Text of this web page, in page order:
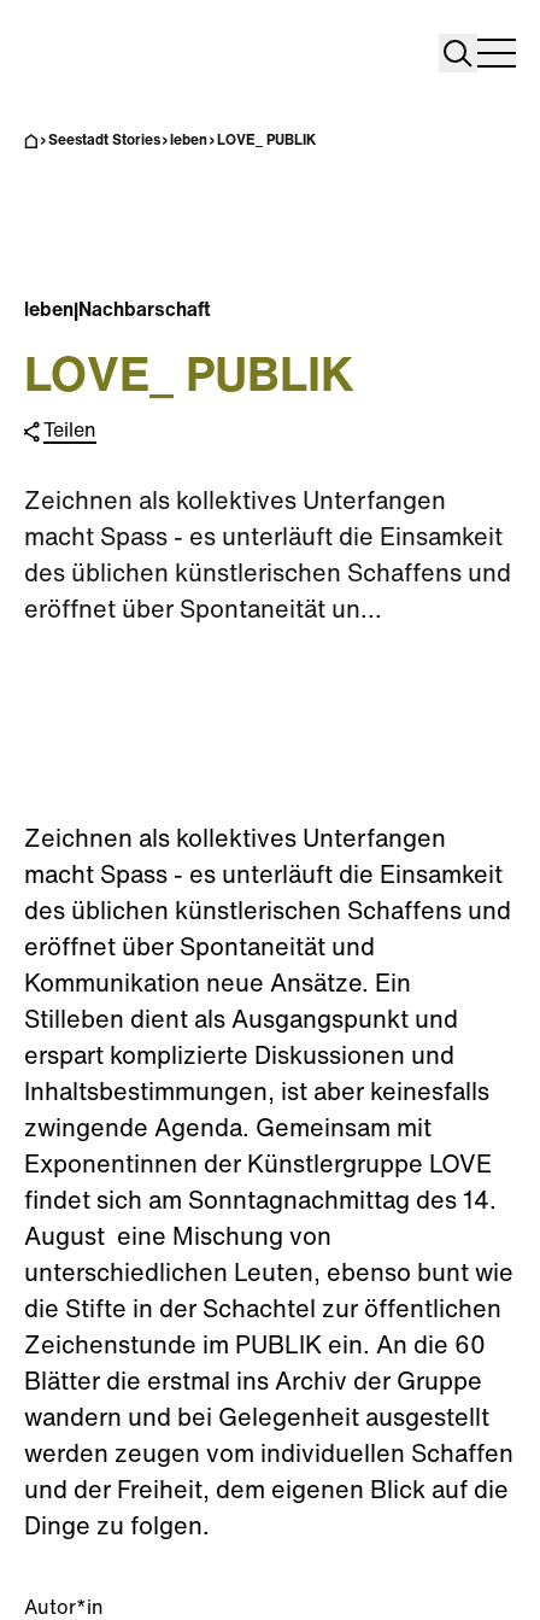
Search
Seestadt Stories leben LOVE_ PUBLIK
Autor*in
leben Nachbarschaft
LOVE_ PUBLIK
Teilen
Zeichnen als kollektives Unterfangen
macht Spass - es unterläuft die Einsamkeit
des üblichen künstlerischen Schaffens und
eröffnet über Spontaneität un...
Zeichnen als kollektives Unterfangen
macht Spass - es unterläuft die Einsamkeit
des üblichen künstlerischen Schaffens und
eröffnet über Spontaneität und
Kommunikation neue Ansätze. Ein
Stilleben dient als Ausgangspunkt und
erspart komplizierte Diskussionen und
Inhaltsbestimmungen, ist aber keinesfalls
zwingende Agenda. Gemeinsam mit
Exponentinnen der Künstlergruppe LOVE
findet sich am Sonntagnachmittag des 14.
August eine Mischung von
unterschiedlichen Leuten, ebenso bunt wie
die Stifte in der Schachtel zur öffentlichen
Zeichenstunde im PUBLIK ein. An die 60
Blätter die erstmal ins Archiv der Gruppe
wandern und bei Gelegenheit ausgestellt
werden zeugen vom individuellen Schaffen
und der Freiheit, dem eigenen Blick auf die
Dinge zu folgen.